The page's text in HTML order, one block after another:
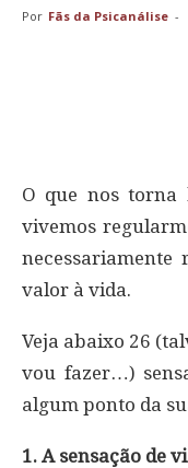
Por Fãs da Psicanálise -
O que nos torna
vivemos
valor à vida.
Veja abaixo 26
vou fazer…)
algum ponto da
1. A sensação de